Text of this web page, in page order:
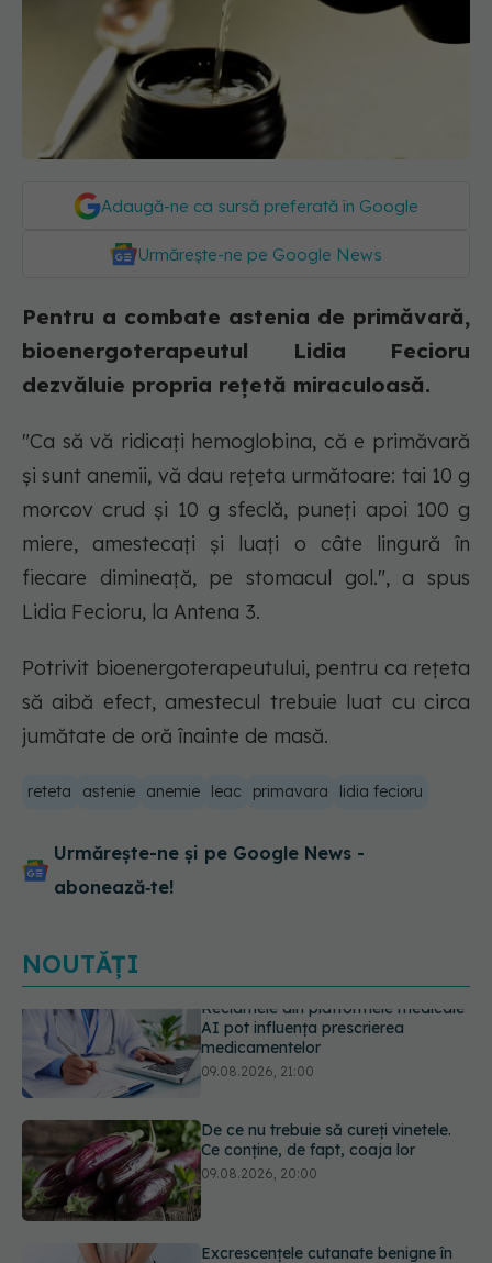
Adaugă-ne ca sursă preferată în Google
Urmărește-ne pe Google News
Pentru a combate astenia de primăvară,
bioenergoterapeutul Lidia Fecioru
dezvăluie propria rețetă miraculoasă.
"Ca să vă ridicaţi hemoglobina, că e primăvară
şi sunt anemii, vă dau reţeta următoare: tai 10 g
morcov crud şi 10 g sfeclă, puneţi apoi 100 g
miere, amestecaţi şi luaţi o câte lingură în
fiecare dimineaţă, pe stomacul gol.", a spus
Lidia Fecioru, la Antena 3.
Potrivit bioenergoterapeutului, pentru ca reţeta
să aibă efect, amestecul trebuie luat cu circa
jumătate de oră înainte de masă.
reteta astenie anemie leac primavara lidia fecioru
Urmărește-ne și pe Google News -
abonează‑te!
NOUTĂȚI
De ce nu trebuie să cureți vinetele.
Excrescențele cutanate benigne în
zona genitală: cauze, simptome,